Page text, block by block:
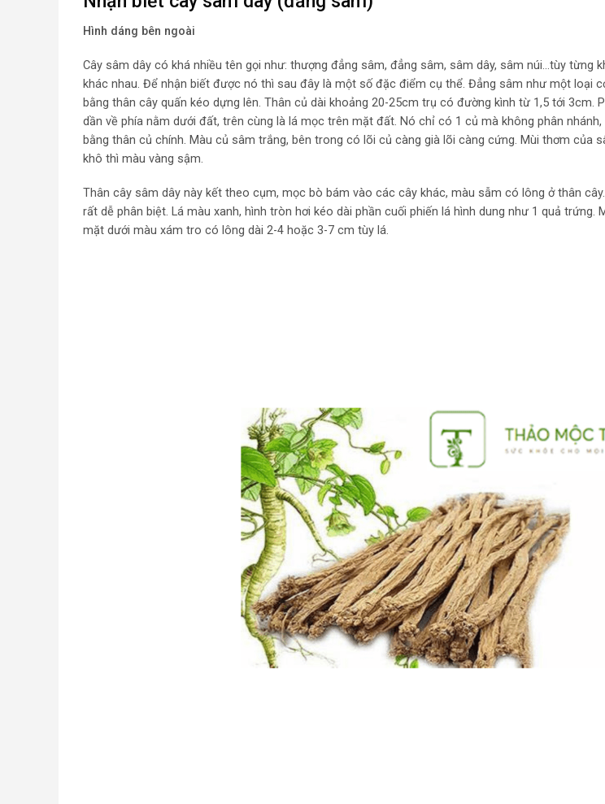
Hình dáng bên ngoài
Cây sâm dây có khá nhiều tên gọi như: thượng đẳng sâm, đẳng sâm, sâm dây, sâm núi…tùy từng
khác nhau. Để nhận biết được nó thì sau đây là một số đặc điểm cụ thể. Đẳng sâm như một loại
bằng thân cây quấn kéo dựng lên. Thân củ dài khoảng 20-25cm trụ có đường kình từ 1,5 tới 3cm.
dần về phía nằm dưới đất, trên cùng là lá mọc trên mặt đất. Nó chỉ có 1 củ mà không phân
bằng thân củ chính. Màu củ sâm trắng, bên trong có lõi củ càng già lõi càng cứng. Mùi thơm của
khô thì màu vàng sậm.
Thân cây sâm dây này kết theo cụm, mọc bò bám vào các cây khác, màu sẫm có lông ở thân
rất dễ phân biệt. Lá màu xanh, hình tròn hơi kéo dài phần cuối phiến lá hình dung như 1 quả trứng.
mặt dưới màu xám tro có lông dài 2-4 hoặc 3-7 cm tùy lá.